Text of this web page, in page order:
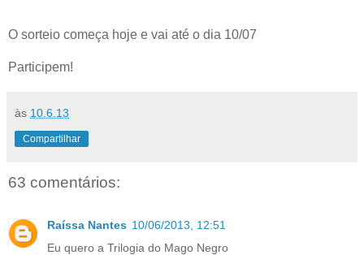
O sorteio começa hoje e vai até o dia 10/07
Participem!
às 10.6.13
Compartilhar
63 comentários:
Raíssa Nantes 10/06/2013, 12:51
Eu quero a Trilogia do Mago Negro